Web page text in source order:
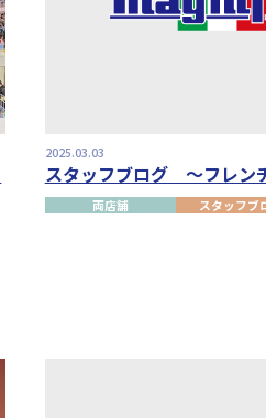
2025.03.03
スタッフブログ ～フレン
両店舗 スタッフブ